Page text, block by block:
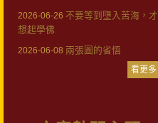
2026-06-26 不要等到墮入苦海，才
想起學佛
2026-06-08 兩張圖的省悟
看更多